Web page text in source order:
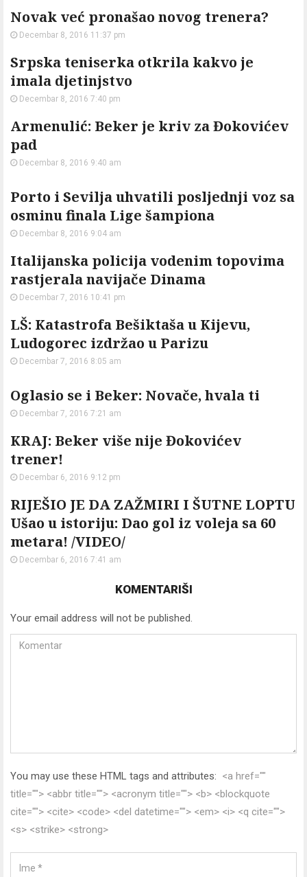
Novak već pronašao novog trenera?
Decembar 8, 2016 11:37 pm
Srpska teniserka otkrila kakvo je
imala djetinjstvo
Decembar 8, 2016 7:40 pm
Armenulić: Beker je kriv za Đokovićev
pad
Decembar 8, 2016 9:40 am
Porto i Sevilja uhvatili posljednji voz sa
osminu finala Lige šampiona
Decembar 8, 2016 9:04 am
Italijanska policija vodenim topovima
rastjerala navijače Dinama
Decembar 7, 2016 10:41 pm
LŠ: Katastrofa Bešiktaša u Kijevu,
Ludogorec izdržao u Parizu
Decembar 7, 2016 8:05 am
Oglasio se i Beker: Novače, hvala ti
Decembar 7, 2016 7:21 am
KRAJ: Beker više nije Đokovićev
trener!
Decembar 6, 2016 9:12 pm
RIJEŠIO JE DA ZAŽMIRI I ŠUTNE LOPTU
Ušao u istoriju: Dao gol iz voleja sa 60
metara! /VIDEO/
Decembar 6, 2016 7:41 am
KOMENTARIŠI
Your email address will not be published.
You may use these HTML tags and attributes: <a href=""
title=""> <abbr title=""> <acronym title=""> <b> <blockquote
cite=""> <cite> <code> <del datetime=""> <em> <i> <q cite="">
<s> <strike> <strong>